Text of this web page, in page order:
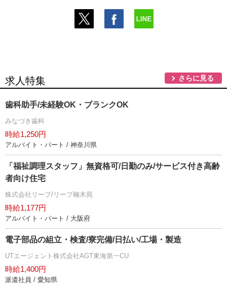
求人特集 さらに見る
歯科助手/未経験OK・ブランクOK
みなづき歯科
時給1,250円
アルバイト・パート / 神奈川県
「福祉調理スタッフ」無資格可/日勤のみ/サービス付き高齢
者向け住宅
株式会社リープ/リープ楠木苑
時給1,177円
アルバイト・パート / 大阪府
電子部品の組立・検査/寮完備/日払い/工場・製造
UTエージェント株式会社AGT東海第一CU
時給1,400円
派遣社員 / 愛知県